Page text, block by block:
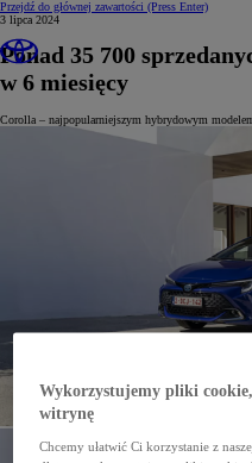
Przejdź do głównej zawartości (Press Enter)
3 lipca 2024
Ponad 35 700
w 6 miesięcy
Corolla – najpopularniejszym hybrydowym
Wykorzystujemy pliki
witrynę
Chcemy ułatwić Ci korzystanie z